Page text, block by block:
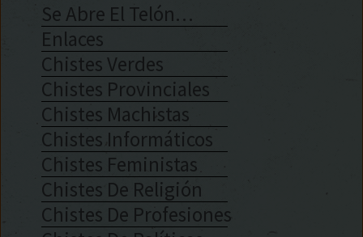
Se Abre El Telón…
Enlaces
Chistes Verdes
Chistes Provinciales
Chistes Machistas
Chistes Informáticos
Chistes Feministas
Chistes De Religión
Chistes De Profesiones